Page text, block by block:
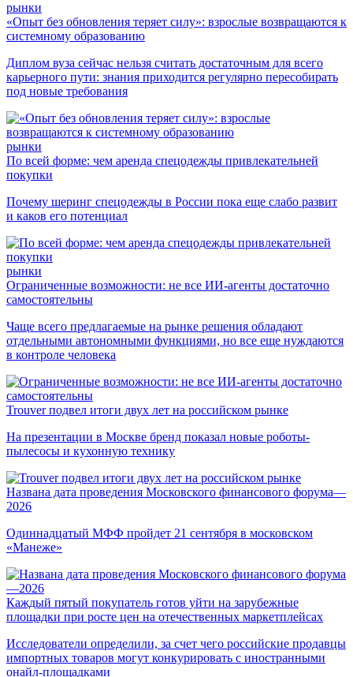
рынки
«Опыт без обновления теряет силу»: взрослые возвращаются к
системному образованию
Диплом вуза сейчас нельзя считать достаточным для всего
карьерного пути: знания приходится регулярно пересобирать
под новые требования
рынки
По всей форме: чем аренда спецодежды привлекательней
покупки
Почему шеринг спецодежды в России пока еще слабо развит
и каков его потенциал
рынки
Ограниченные возможности: не все ИИ-агенты достаточно
самостоятельны
Чаще всего предлагаемые на рынке решения обладают
отдельными автономными функциями, но все еще нуждаются
в контроле человека
Trouver подвел итоги двух лет на российском рынке
На презентации в Москве бренд показал новые роботы-
пылесосы и кухонную технику
Названа дата проведения Московского финансового форума—
2026
Одиннадцатый МФФ пройдет 21 сентября в московском
«Манеже»
Каждый пятый покупатель готов уйти на зарубежные
площадки при росте цен на отечественных маркетплейсах
Исследователи определили, за счет чего российские продавцы
импортных товаров могут конкурировать с иностранными
онайл-площадками